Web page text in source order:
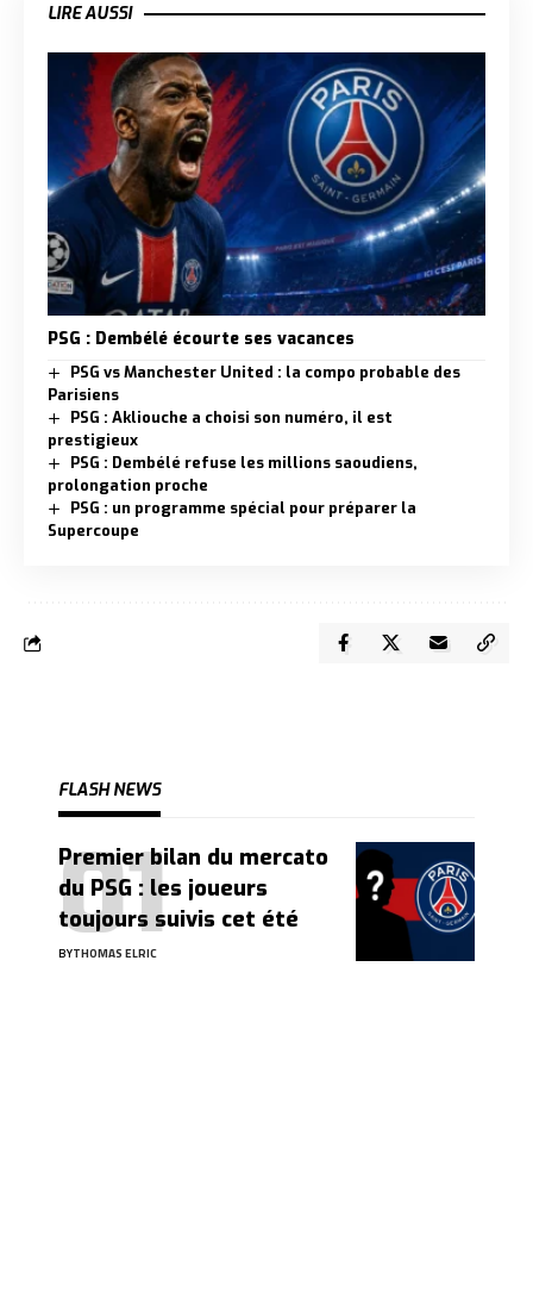
LIRE AUSSI
PSG : Dembélé écourte ses vacances
PSG vs Manchester United : la compo probable des
Parisiens
PSG : Akliouche a choisi son numéro, il est
prestigieux
PSG : Dembélé refuse les millions saoudiens,
prolongation proche
PSG : un programme spécial pour préparer la
Supercoupe
FLASH NEWS
Premier bilan du mercato
du PSG : les joueurs
toujours suivis cet été
BYTHOMAS ELRIC